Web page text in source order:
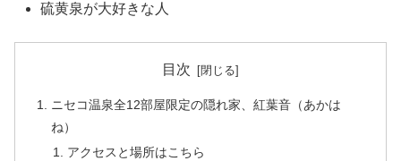
硫黄泉が大好きな人
目次
ニセコ温泉全12部屋限定の隠れ家、紅葉音（あかは
ね）
アクセスと場所はこちら